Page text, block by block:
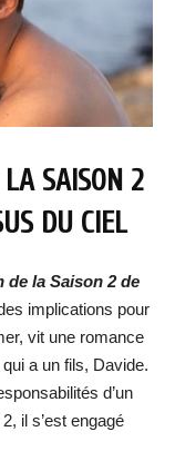
SAISON 2
DU CIEL
de la Saison 2 de
implications pour
vit une romance
a un fils, Davide.
d’un
il s’est engagé